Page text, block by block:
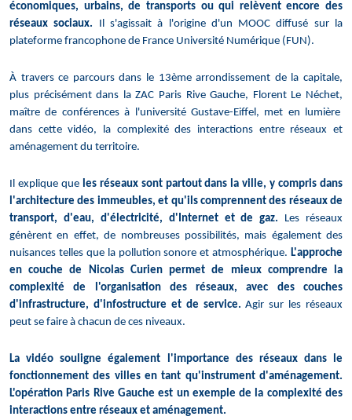
économiques, urbains, de transports ou qui relèvent encore des
réseaux sociaux. Il s'agissait à l'origine d'un MOOC diffusé sur la
plateforme francophone de France Université Numérique (FUN).
À travers ce parcours dans le 13ème arrondissement de la capitale,
plus précisément dans la ZAC Paris Rive Gauche, Florent Le Néchet,
maître de conférences à l'université Gustave-Eiffel, met en lumière
dans cette vidéo, la complexité des interactions entre réseaux et
aménagement du territoire.
Il explique queles réseaux sont partout dans la ville, y compris dans
l'architecture des immeubles, et qu'ils comprennent des réseaux de
transport, d'eau, d'électricité, d'Internet et de gaz.
Les réseaux
génèrent en effet, de nombreuses possibilités, mais également des
nuisances telles que la pollution sonore et atmosphérique. L'approche
en couche de Nicolas Curien permet de mieux comprendre la
complexité de l'organisation des réseaux, avec des couches
d'infrastructure, d'infostructure et de service.Agir sur les réseaux
peut se faire à chacun de ces niveaux.
La vidéo souligne également l'importance des réseaux dans le
fonctionnement des villes en tant qu'instrument d'aménagement.
L'opération Paris Rive Gauche est un exemple de la complexité des
interactions entre réseaux et aménagement.